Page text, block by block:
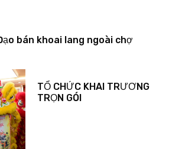
bán khoai lang ngoài chợ
TỔ CHỨC KHAI TRƯƠNG
TRỌN GÓI